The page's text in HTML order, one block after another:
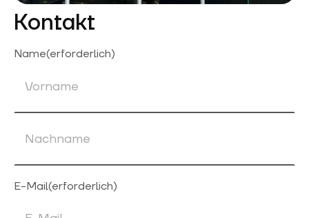
Kontakt
Name(erforderlich)
E-Mail(erforderlich)